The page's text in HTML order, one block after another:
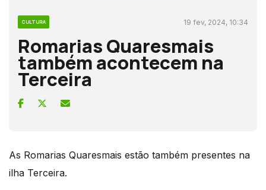
CULTURA 19 fev, 2024, 10:34
Romarias Quaresmais
também acontecem na
Terceira
As Romarias Quaresmais estão também presentes na
ilha Terceira.